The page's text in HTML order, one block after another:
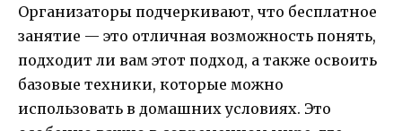
Организаторы подчеркивают, что бесплатное
занятие — это отличная возможность понять,
подходит ли вам этот подход, а также освоить
базовые техники, которые можно
использовать в домашних условиях. Это